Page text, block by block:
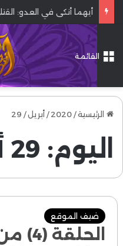
أيهما أنكى في العدو:
القائمة
الرئيسية/
2020
/ أبريل/
29
اليوم: 29 أبريل، 2020
ضيف الموقع